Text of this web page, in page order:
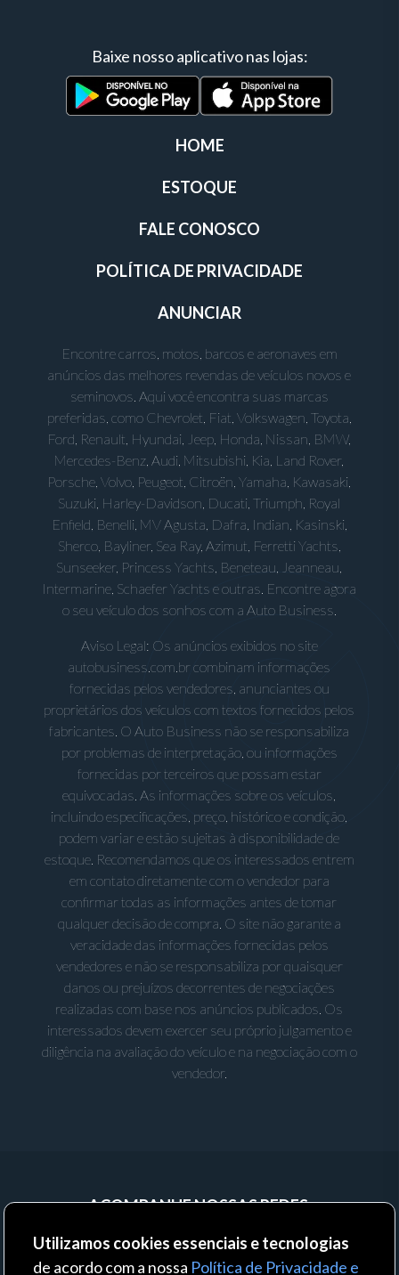
Baixe nosso aplicativo nas lojas:
HOME
ESTOQUE
FALE CONOSCO
POLÍTICA DE PRIVACIDADE
ANUNCIAR
Encontre carros, motos, barcos e aeronaves em
anúncios das melhores revendas de veículos novos e
seminovos. Aqui você encontra suas marcas
preferidas, como Chevrolet, Fiat, Volkswagen, Toyota,
Ford, Renault, Hyundai, Jeep, Honda, Nissan, BMW,
Mercedes-Benz, Audi, Mitsubishi, Kia, Land Rover,
Porsche, Volvo, Peugeot, Citroën, Yamaha, Kawasaki,
Suzuki, Harley-Davidson, Ducati, Triumph, Royal
Enfield, Benelli, MV Agusta, Dafra, Indian, Kasinski,
Sherco, Bayliner, Sea Ray, Azimut, Ferretti Yachts,
Sunseeker, Princess Yachts, Beneteau, Jeanneau,
Intermarine, Schaefer Yachts e outras. Encontre agora
o seu veículo dos sonhos com a Auto Business.
Aviso Legal: Os anúncios exibidos no site
autobusiness.com.br combinam informações
fornecidas pelos vendedores, anunciantes ou
proprietários dos veículos com textos fornecidos pelos
fabricantes. O Auto Business não se responsabiliza
por problemas de interpretação, ou informações
fornecidas por terceiros que possam estar
equivocadas. As informações sobre os veículos,
incluindo especificações, preço, histórico e condição,
podem variar e estão sujeitas à disponibilidade de
estoque. Recomendamos que os interessados entrem
em contato diretamente com o vendedor para
confirmar todas as informações antes de tomar
qualquer decisão de compra. O site não garante a
veracidade das informações fornecidas pelos
vendedores e não se responsabiliza por quaisquer
danos ou prejuízos decorrentes de negociações
realizadas com base nos anúncios publicados. Os
interessados devem exercer seu próprio julgamento e
diligência na avaliação do veículo e na negociação com o
vendedor.
ACOMPANHE NOSSAS REDES:
Utilizamos cookies essenciais e tecnologias
de acordo com a nossa Política de Privacidade e